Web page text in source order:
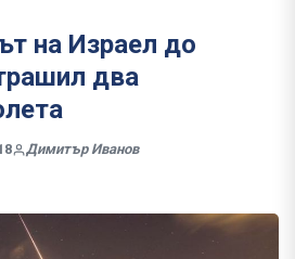
на Израел до
два
Димитър Иванов